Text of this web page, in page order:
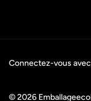
Connectez-vous
© 2026